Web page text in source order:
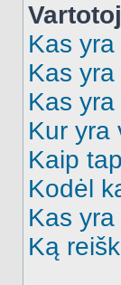
Kas
Kas
Kas
Kur yra
Kaip
Kodėl
Kas yra
Ką